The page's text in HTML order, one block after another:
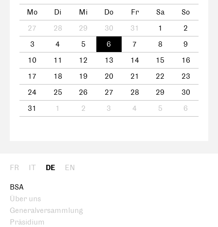
Mo Di Mi Do Fr Sa
So
27
28 29 30 31 1
2
3
4 5 6 7 8
9
10
11 12 13 14 15
16
17
18 19 20 21 22
23
24
25 26 27 28 29
30
31
1 2 3 4 5 6
FR IT DE EN
BSA
Über uns
Generalversammlung
Präsidium